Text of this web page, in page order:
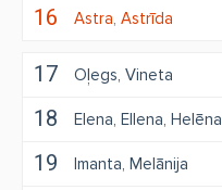
16 Astra Astrīda
17 Oļegs Vineta
18 Elena Ellena Helēna
19 Imanta Melānija